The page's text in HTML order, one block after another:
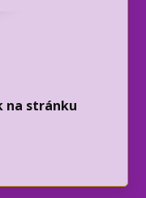
na stránku